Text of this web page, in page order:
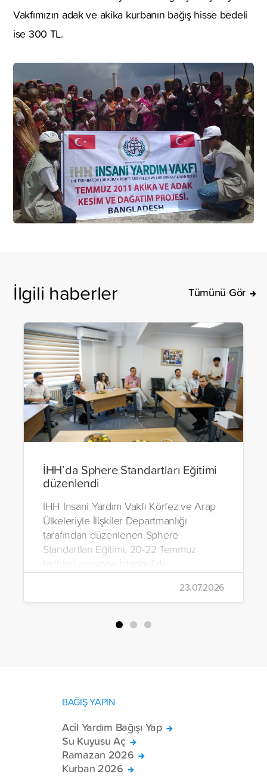
Vakfımızın adak ve akika kurbanın bağış hisse bedeli
ise 300 TL.
İlgili haberler Tümünü Gör
İHH’da Sphere Standartları Eğitimi
düzenlendi
İHH İnsani Yardım Vakfı Körfez ve Arap
Ülkeleriyle İlişkiler Departmanlığı
tarafından düzenlenen Sphere
Standartları Eğitimi, 20-22 Temmuz
gerçekleştirildi.
23.07.2026
BAĞIŞ YAPIN
Acil Yardım Bağışı Yap
Su Kuyusu Aç
Ramazan 2026
Kurban 2026